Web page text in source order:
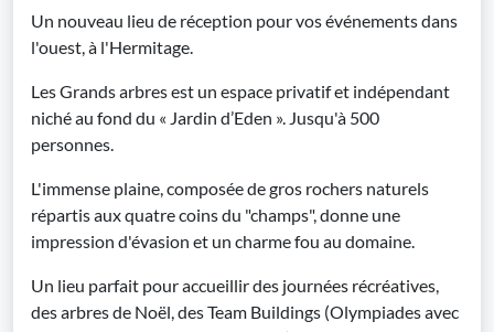
Un nouveau lieu de réception pour vos événements dans
l'ouest, à l'Hermitage.
Les Grands arbres est un espace privatif et indépendant
niché au fond du « Jardin d’Eden ». Jusqu'à 500
personnes.
L'immense plaine, composée de gros rochers naturels
répartis aux quatre coins du "champs", donne une
impression d'évasion et un charme fou au domaine.
Un lieu parfait pour accueillir des journées récréatives,
des arbres de Noël, des Team Buildings (Olympiades avec